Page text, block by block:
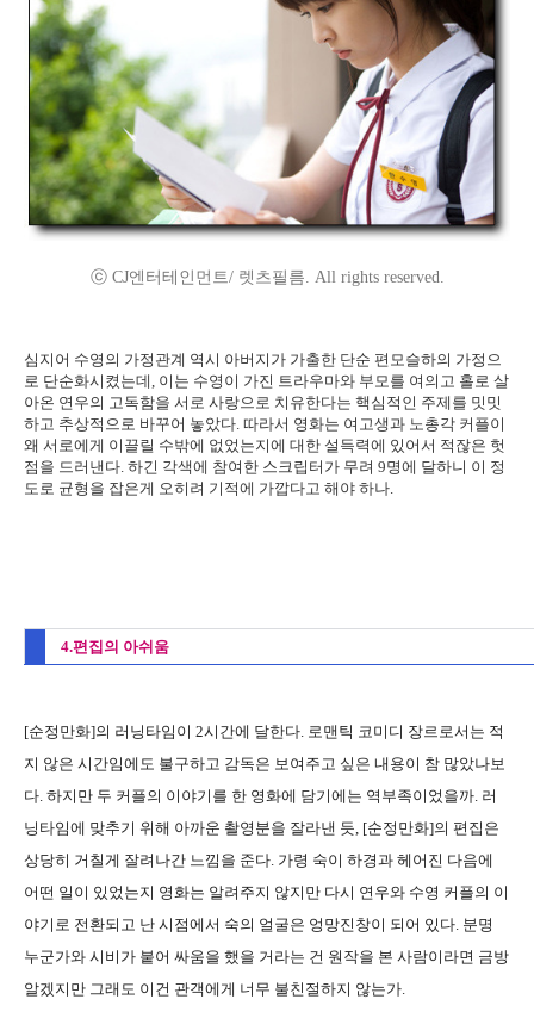
ⓒ CJ엔터테인먼트/ 렛츠필름. All rights reserved.
심지어 수영의 가정관계 역시 아버지가 가출한 단순 편모슬하의 가정으
로 단순화시켰는데, 이는 수영이 가진 트라우마와 부모를 여의고 홀로 살
아온 연우의 고독함을 서로 사랑으로 치유한다는 핵심적인 주제를 밋밋
하고 추상적으로 바꾸어 놓았다. 따라서 영화는 여고생과 노총각 커플이
왜 서로에게 이끌릴 수밖에 없었는지에 대한 설득력에 있어서 적잖은 헛
점을 드러낸다. 하긴 각색에 참여한 스크립터가 무려 9명에 달하니 이 정
도로 균형을 잡은게 오히려 기적에 가깝다고 해야 하나.
4.편집의 아쉬움
[순정만화]의 러닝타임이 2시간에 달한다. 로맨틱 코미디 장르로서는 적
지 않은 시간임에도 불구하고 감독은 보여주고 싶은 내용이 참 많았나보
다. 하지만 두 커플의 이야기를 한 영화에 담기에는 역부족이었을까. 러
닝타임에 맞추기 위해 아까운 촬영분을 잘라낸 듯, [순정만화]의 편집은
상당히 거칠게 잘려나간 느낌을 준다. 가령 숙이 하경과 헤어진 다음에
어떤 일이 있었는지 영화는 알려주지 않지만 다시 연우와 수영 커플의 이
야기로 전환되고 난 시점에서 숙의 얼굴은 엉망진창이 되어 있다. 분명
누군가와 시비가 붙어 싸움을 했을 거라는 건 원작을 본 사람이라면 금방
알겠지만 그래도 이건 관객에게 너무 불친절하지 않는가.